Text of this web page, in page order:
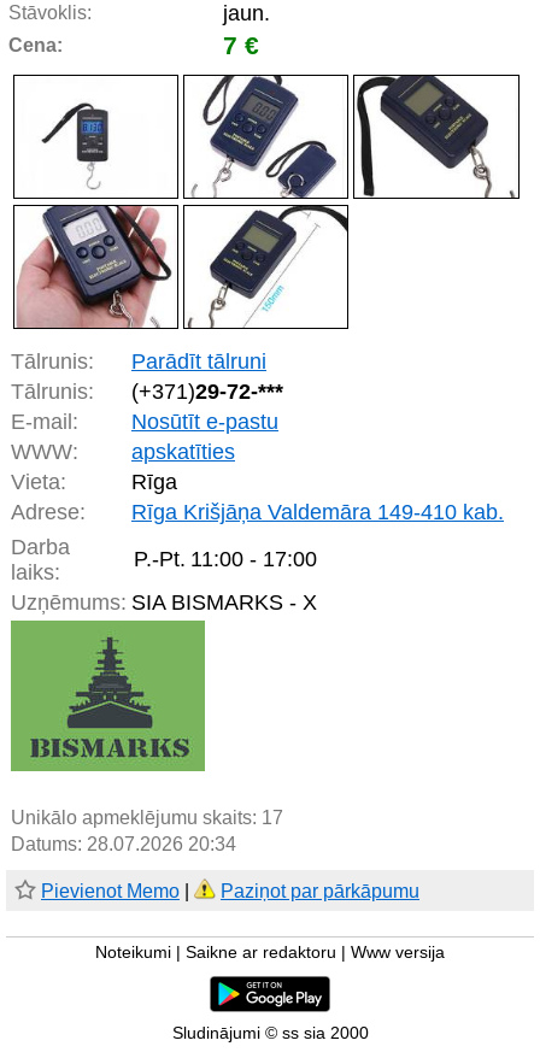
Stāvoklis: jaun.
Cena: 7 €
Tālrunis:
Parādīt tālruni
Tālrunis:
(+371)29-72-***
E-mail:
Nosūtīt e-pastu
WWW:
apskatīties
Vieta:
Rīga
Adrese:
Rīga Krišjāņa Valdemāra 149-410 kab.
Darba
laiks:
P.-Pt. 11:00 - 17:00
Uzņēmums: SIA BISMARKS - X
Unikālo apmeklējumu skaits: 17
Datums: 28.07.2026 20:34
Pievienot Memo Paziņot par pārkāpumu
Noteikumi Saikne ar redaktoru Www versija
Sludinājumi © ss sia 2000